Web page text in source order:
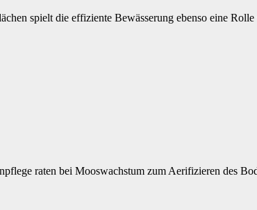
spielt die effiziente Bewässerung ebenso eine
raten bei Mooswachstum zum Aerifizieren des